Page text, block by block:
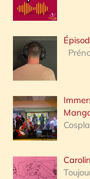
r
c
h
e
: